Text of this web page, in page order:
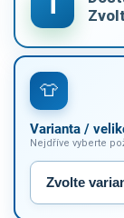
Varianta /
Nejdříve vyberte